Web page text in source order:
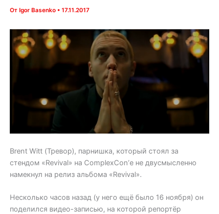
От Igor Basenko • 17.11.2017
Brent Witt (Тревор), парнишка, который стоял за
стендом «Revival» на ComplexCon’е не двусмысленно
намекнул на релиз альбома «Revival».
Несколько часов назад (у него ещё было 16 ноября) он
поделился видео-записью, на которой репортёр